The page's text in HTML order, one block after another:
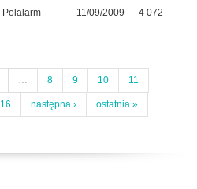
Polalarm 11/09/2009 4 072
… 8 9 10 11
16 następna › ostatnia »